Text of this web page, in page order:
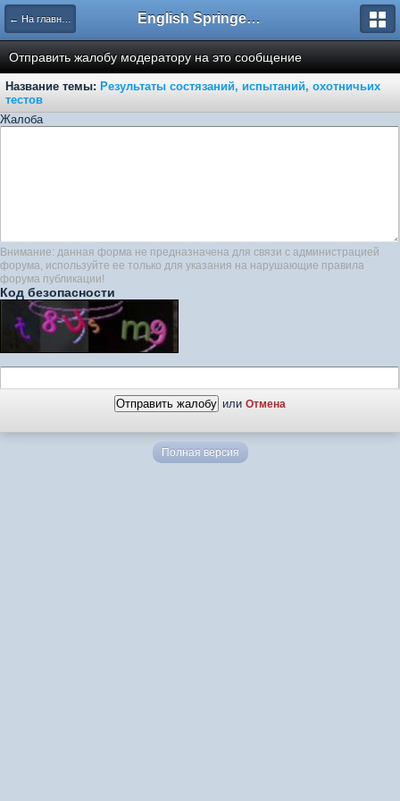
← На главную English Springer Spaniel Club
Отправить жалобу модератору на это сообщение
Название темы: Результаты состязаний, испытаний, охотничьих
тестов
Жалоба
Внимание: данная форма не предназначена для связи с администрацией
форума, используйте ее только для указания на нарушающие правила
форума публикации!
Код безопасности
или Отмена
Полная версия